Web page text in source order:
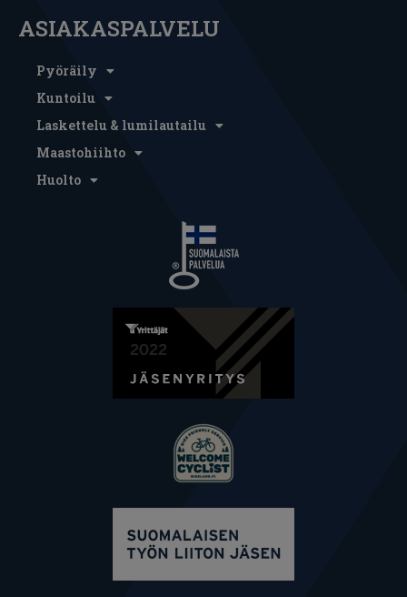
ASIAKASPALVELU
Pyöräily
Kuntoilu
Laskettelu & lumilautailu
Maastohiihto
Huolto